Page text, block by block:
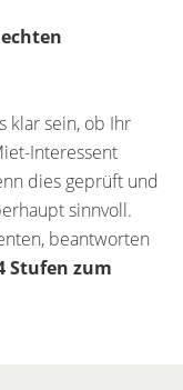
klar sein, ob Ihr
Interessent
dies geprüft und
sinnvoll.
beantworten
Stufen zum